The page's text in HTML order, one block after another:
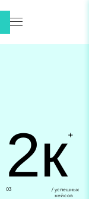
2к+
03
/ успешных
кейсов